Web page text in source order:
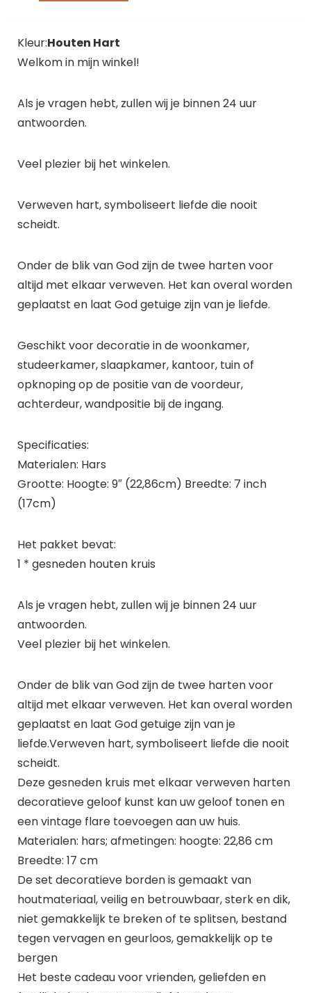
Kleur:Houten Hart
Welkom in mijn winkel!
Als je vragen hebt, zullen wij je binnen 24 uur
antwoorden.
Veel plezier bij het winkelen.
Verweven hart, symboliseert liefde die nooit
scheidt.
Onder de blik van God zijn de twee harten voor
altijd met elkaar verweven. Het kan overal worden
geplaatst en laat God getuige zijn van je liefde.
Geschikt voor decoratie in de woonkamer,
studeerkamer, slaapkamer, kantoor, tuin of
opknoping op de positie van de voordeur,
achterdeur, wandpositie bij de ingang.
Specificaties:
Materialen: Hars
Grootte: Hoogte: 9″ (22,86cm) Breedte: 7 inch
(17cm)
Het pakket bevat:
1 * gesneden houten kruis
Als je vragen hebt, zullen wij je binnen 24 uur
antwoorden.
Veel plezier bij het winkelen.
Onder de blik van God zijn de twee harten voor
altijd met elkaar verweven. Het kan overal worden
geplaatst en laat God getuige zijn van je
liefde.Verweven hart, symboliseert liefde die nooit
scheidt.
Deze gesneden kruis met elkaar verweven harten
decoratieve geloof kunst kan uw geloof tonen en
een vintage flare toevoegen aan uw huis.
Materialen: hars; afmetingen: hoogte: 22,86 cm
Breedte: 17 cm
De set decoratieve borden is gemaakt van
houtmateriaal, veilig en betrouwbaar, sterk en dik,
niet gemakkelijk te breken of te splitsen, bestand
tegen vervagen en geurloos, gemakkelijk op te
bergen
Het beste cadeau voor vrienden, geliefden en